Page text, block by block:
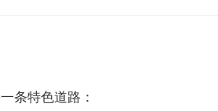
条特色道路：